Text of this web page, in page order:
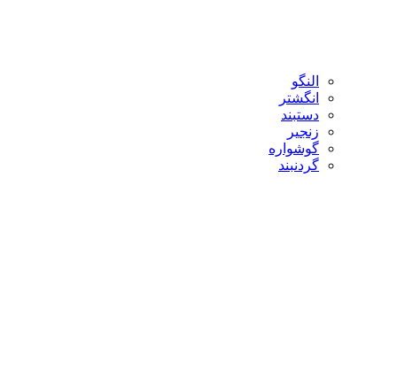
النگو
انگشتر
دستبند
زنجیر
گوشواره
گردنبند